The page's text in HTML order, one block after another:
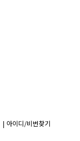
| 아이디/비번찾기